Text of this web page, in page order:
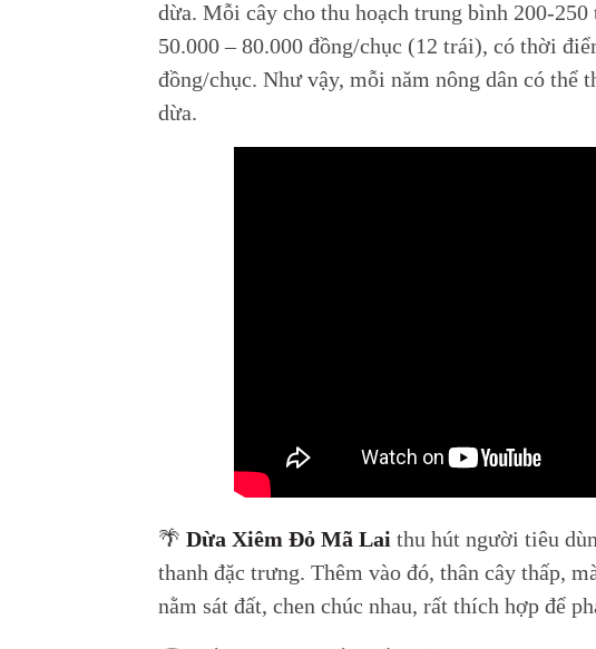
dừa. Mỗi cây cho thu hoạch trung bình 200-
50.000 – 80.000 đồng/chục (12 trái), có thời
đồng/chục. Như vậy, mỗi năm nông dân có thể
dừa.
🌴 Dừa Xiêm Đỏ Mã Lai thu hút người tiêu
thanh đặc trưng. Thêm vào đó, thân cây thấp,
nằm sát đất, chen chúc nhau, rất thích hợp để